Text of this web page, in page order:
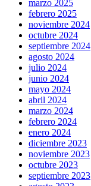
marzo 2025
febrero 2025
noviembre 2024
octubre 2024
septiembre 2024
agosto 2024
julio 2024
junio 2024
mayo 2024
abril 2024
marzo 2024
febrero 2024
enero 2024
diciembre 2023
noviembre 2023
octubre 2023
septiembre 2023